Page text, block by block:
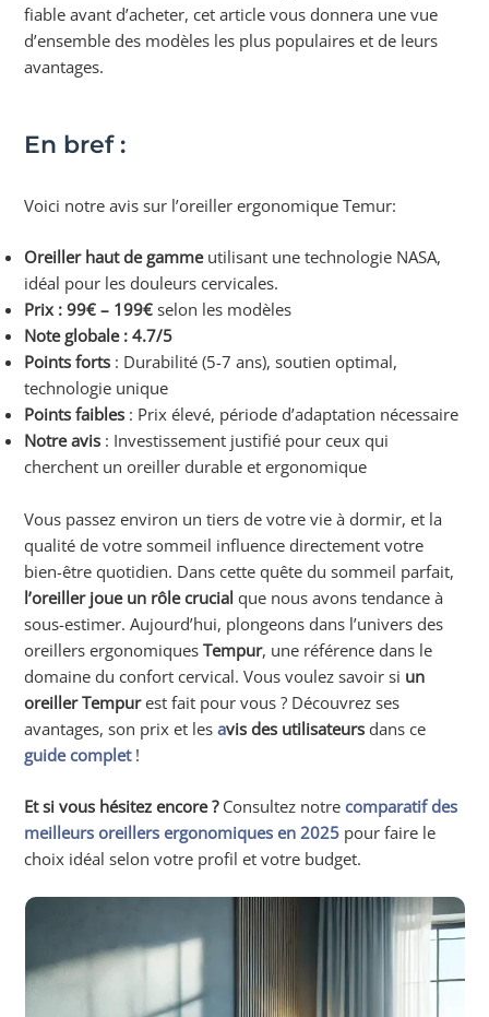
fiable avant d’acheter, cet article vous donnera une vue
d’ensemble des modèles les plus populaires et de leurs
avantages.
En bref :
Voici notre avis sur l’oreiller ergonomique Temur:
Oreiller haut de gamme utilisant une technologie NASA,
idéal pour les douleurs cervicales.
Prix : 99€ – 199€ selon les modèles
Note globale : 4.7/5
Points forts : Durabilité (5-7 ans), soutien optimal,
technologie unique
Points faibles : Prix élevé, période d’adaptation nécessaire
Notre avis : Investissement justifié pour ceux qui
cherchent un oreiller durable et ergonomique
Vous passez environ un tiers de votre vie à dormir, et la
qualité de votre sommeil influence directement votre
bien-être quotidien. Dans cette quête du sommeil parfait,
l’oreiller joue un rôle crucial que nous avons tendance à
sous-estimer. Aujourd’hui, plongeons dans l’univers des
oreillers ergonomiquesTempur, une référence dans le
domaine du confort cervical. Vous voulez savoir si un
oreiller Tempurest fait pour vous ? Découvrez ses
avantages, son prix et lesavis des utilisateurs dans ce
guide complet!
Et si vous hésitez encore ?Consultez notrecomparatif des
meilleurs oreillers ergonomiques en 2025 pour faire le
choix idéal selon votre profil et votre budget.